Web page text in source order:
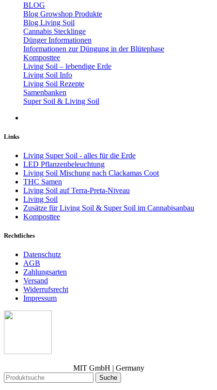
BLOG
Blog Growshop Produkte
Blog Living Soil
Cannabis Stecklinge
Dünger Informationen
Informationen zur Düngung in der Blütephase
Komposttee
Living Soil – lebendige Erde
Living Soil Info
Living Soil Rezepte
Samenbanken
Super Soil & Living Soil
Links
Living Super Soil - alles für die Erde
LED Pflanzenbeleuchtung
Living Soil Mischung nach Clackamas Coot
THC Samen
Living Soil auf Terra-Preta-Niveau
Living Soil
Zusätze für Living Soil & Super Soil im Cannabisanbau
Komposttee
Rechtliches
Datenschutz
AGB
Zahlungsarten
Versand
Widerrufsrecht
Impressum
MIT GmbH | Germany
Suche